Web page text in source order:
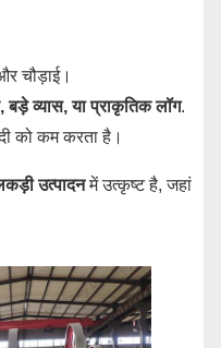
चौड़ाई।
बड़े व्यास, या प्राकृतिक लॉग.
को कम करता है।
उत्पादनमें उत्कृष्ट है, जहां